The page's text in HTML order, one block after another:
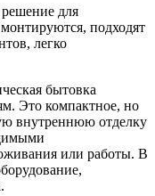
для
подходят
легко
бытовка
Это компактное, но
внутреннюю отделку
или работы. В